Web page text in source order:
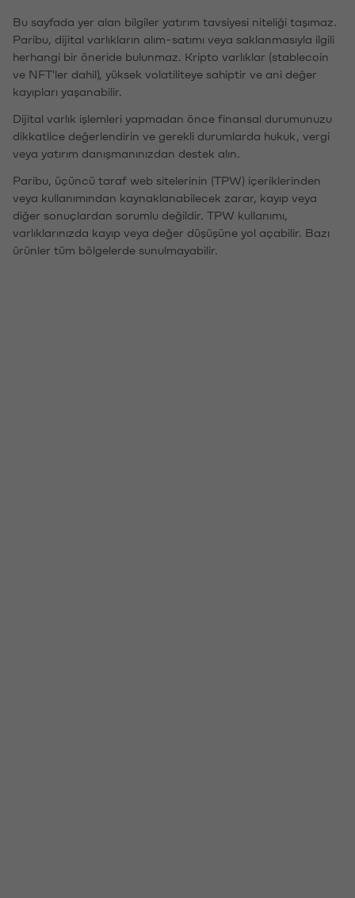
Bu sayfada yer alan bilgiler yatırım tavsiyesi niteliği taşımaz.
Paribu, dijital varlıkların alım-satımı veya saklanmasıyla ilgili
herhangi bir öneride bulunmaz. Kripto varlıklar (stablecoin
ve NFT'ler dahil), yüksek volatiliteye sahiptir ve ani değer
kayıpları yaşanabilir.
Dijital varlık işlemleri yapmadan önce finansal durumunuzu
dikkatlice değerlendirin ve gerekli durumlarda hukuk, vergi
veya yatırım danışmanınızdan destek alın.
Paribu, üçüncü taraf web sitelerinin (TPW) içeriklerinden
veya kullanımından kaynaklanabilecek zarar, kayıp veya
diğer sonuçlardan sorumlu değildir. TPW kullanımı,
varlıklarınızda kayıp veya değer düşüşüne yol açabilir. Bazı
ürünler tüm bölgelerde sunulmayabilir.